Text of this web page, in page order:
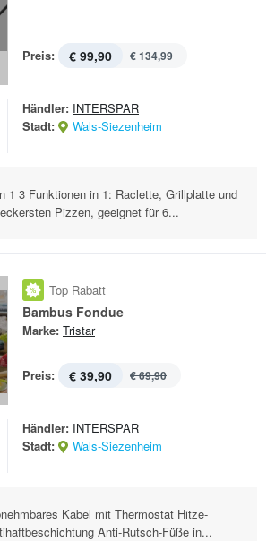
Preis: € 99,90 € 134,99
Händler: INTERSPAR
Stadt:
Wals-Siezenheim
1 3 Funktionen in 1: Raclette, Grillplatte und
Pizzen, geeignet für 6...
Top Rabatt
Bambus Fondue
Marke: Tristar
Preis: € 39,90 € 69,90
Händler: INTERSPAR
Stadt:
Wals-Siezenheim
Kabel mit Thermostat Hitze-
Anti-Rutsch-Füße in...